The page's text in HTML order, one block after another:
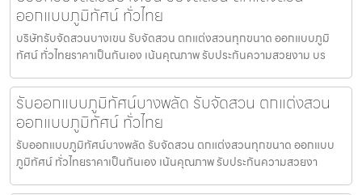
ออกแบบภูมิทัศน์ ทั่วไทย
บริษัทรับจัดสวนบางเขน รับจัดสวน ตกแต่งสวนทุกขนาด ออกแบบภูมิ
ทัศน์ ทั่วไทยราคาเป็นกันเอง เน้นคุณภาพ รับประกันความสวยงาม บร
รับออกแบบภูมิทัศน์บางพลัด รับจัดสวน ตกแต่งสวน
ออกแบบภูมิทัศน์ ทั่วไทย
รับออกแบบภูมิทัศน์บางพลัด รับจัดสวน ตกแต่งสวนทุกขนาด ออกแบบ
ภูมิทัศน์ ทั่วไทยราคาเป็นกันเอง เน้นคุณภาพ รับประกันความสวยงา